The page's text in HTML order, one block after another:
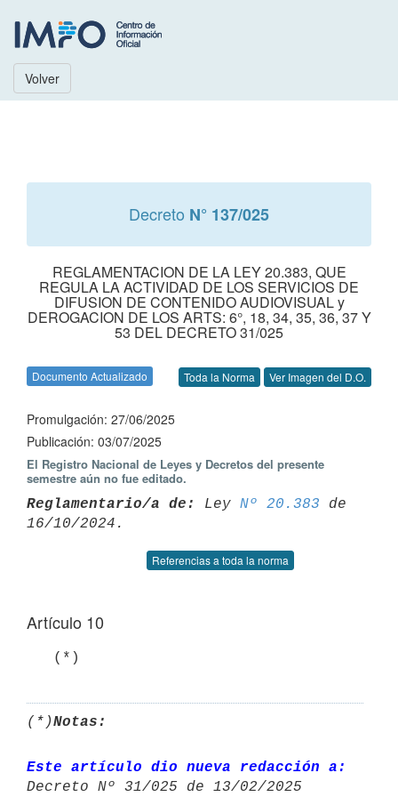
Volver
Decreto N° 137/025
REGLAMENTACION DE LA LEY 20.383, QUE
REGULA LA ACTIVIDAD DE LOS SERVICIOS DE
DIFUSION DE CONTENIDO AUDIOVISUAL y
DEROGACION DE LOS ARTS: 6°, 18, 34, 35, 36, 37 Y
53 DEL DECRETO 31/025
Documento Actualizado Toda la Norma Ver Imagen del D.O.
Promulgación: 27/06/2025
Publicación: 03/07/2025
El Registro Nacional de Leyes y Decretos del presente
semestre aún no fue editado.
Reglamentario/a de: Ley Nº 20.383 de
Referencias a toda la norma
Artículo 10
   (*)
(*)Notas:
Este artículo dio nueva redacción a:
Decreto Nº 31/025 de 13/02/2025